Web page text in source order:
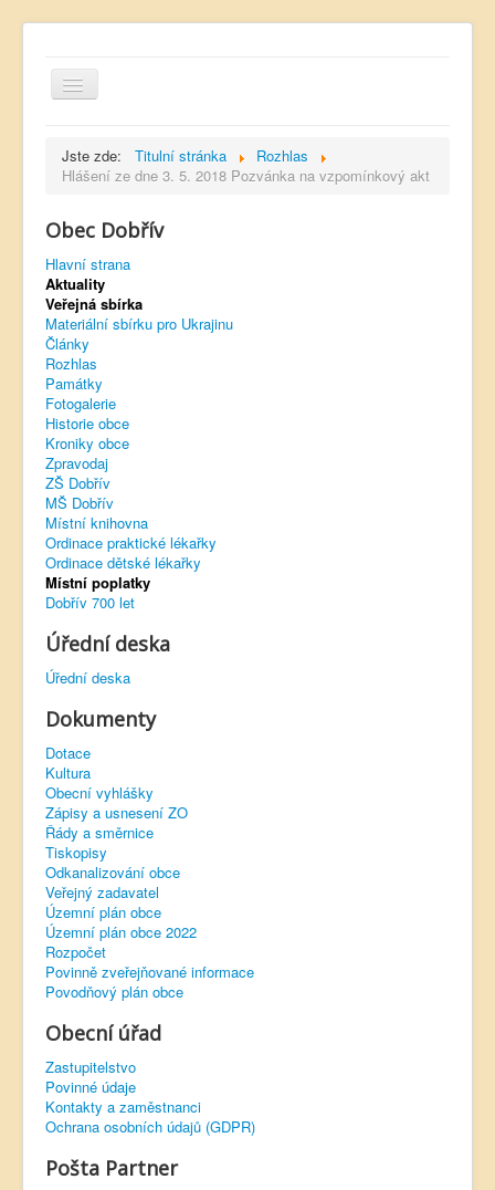
Hlavní strana
Kontakt
Úřední deska
Dobřívský zpravodaj
Rozhlas
Sokol Dobřív
Ubytování
Obec Pavlovsko
Virtuální prohlídka
Jste zde: Titulní stránka
Rozhlas
Hlášení ze dne 3. 5. 2018 Pozvánka na vzpomínkový akt
Obec Dobřív
Hlavní strana
Aktuality
Veřejná sbírka
Materiální sbírku pro Ukrajinu
Články
Rozhlas
Památky
Fotogalerie
Historie obce
Kroniky obce
Zpravodaj
ZŠ Dobřív
MŠ Dobřív
Místní knihovna
Ordinace praktické lékařky
Ordinace dětské lékařky
Místní poplatky
Dobřív 700 let
Úřední deska
Úřední deska
Dokumenty
Dotace
Kultura
Obecní vyhlášky
Zápisy a usnesení ZO
Řády a směrnice
Tiskopisy
Odkanalizování obce
Veřejný zadavatel
Územní plán obce
Územní plán obce 2022
Rozpočet
Povinně zveřejňované informace
Povodňový plán obce
Obecní úřad
Zastupitelstvo
Povinné údaje
Kontakty a zaměstnanci
Ochrana osobních údajů (GDPR)
Pošta Partner